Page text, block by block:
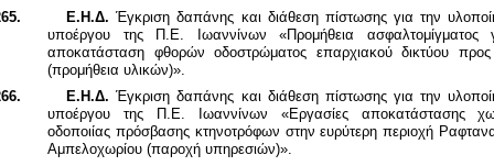
Ε.Η.Δ.Έγκριση δαπάνης και διάθεση πίστωσης για την
υποέργου της Π.Ε. Ιωαννίνων «Προμήθεια ασφαλτομίγματος
αποκατάσταση φθορών οδοστρώματος επαρχιακού δικτύου
(προμήθεια υλικών)».
Ε.Η.Δ.Έγκριση δαπάνης και διάθεση πίστωσης για την
υποέργου της Π.Ε. Ιωαννίνων «Εργασίες αποκατάστασης
οδοποιίας πρόσβασης κτηνοτρόφων στην ευρύτερη περιοχή
Αμπελοχωρίου (παροχή υπηρεσιών)».